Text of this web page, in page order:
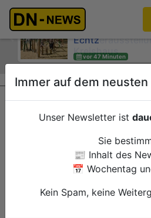
Kein
Kreishaus
Düren
Verwaltung
Previous
Immer auf dem neusten
Unser Newsletter ist
Sie
📰 Inhalt des
📅 Wochentag
Kein Spam, keine